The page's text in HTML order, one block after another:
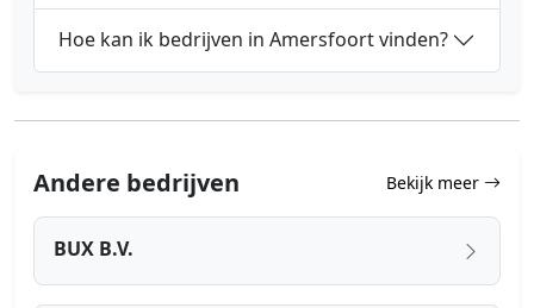
Hoe kan ik bedrijven in Amersfoort vinden?
Andere bedrijven Bekijk meer
BUX B.V.